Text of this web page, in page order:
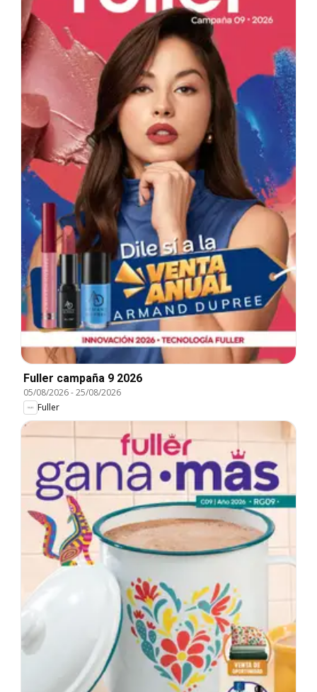
Fuller campaña 9 2026
05/08/2026-25/08/2026
Fuller